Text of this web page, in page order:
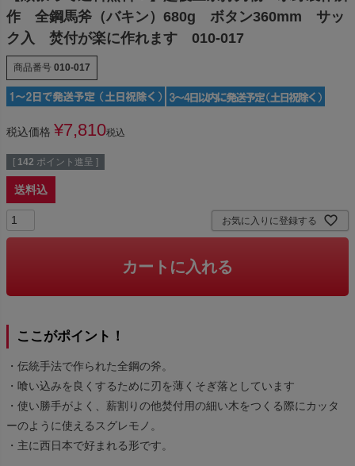
作 全鋼馬斧（バキン）680g ボタン360mm サッ
ク入 焚付が楽に作れます 010-017
商品番号 010-017
税込価格 ¥7,810税込
[ 142 ポイント進呈 ]
送料込
お気に入りに登録する
カートに入れる
ここがポイント！
・伝統手法で作られた全鋼の斧。
・喰い込みを良くするために刃を薄くそぎ落としています
・使い勝手がよく、薪割りの他焚付用の細い木をつくる際にカッタ
ーのように使えるスグレモノ。
・主に西日本で好まれる形です。